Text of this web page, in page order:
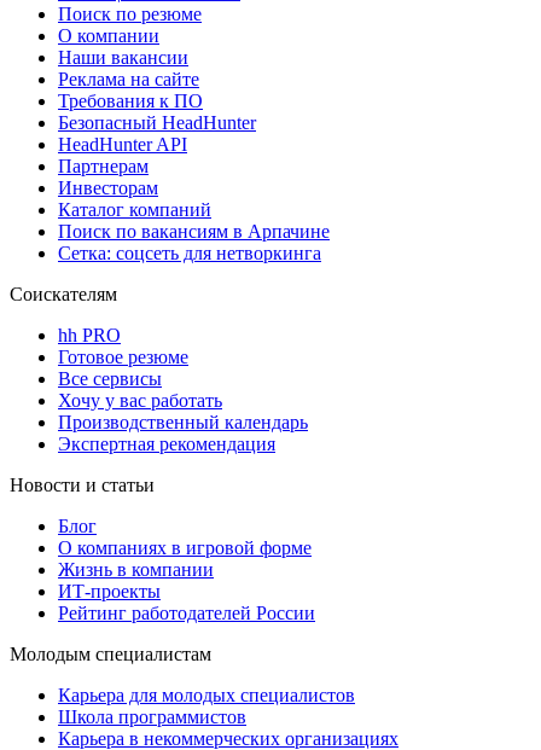
Поиск по резюме
О компании
Наши вакансии
Реклама на сайте
Требования к ПО
Безопасный HeadHunter
HeadHunter API
Партнерам
Инвесторам
Каталог компаний
Поиск по вакансиям в Арпачине
Сетка: соцсеть для нетворкинга
Соискателям
hh PRO
Готовое резюме
Все сервисы
Хочу у вас работать
Производственный календарь
Экспертная рекомендация
Новости и статьи
Блог
О компаниях в игровой форме
Жизнь в компании
ИТ-проекты
Рейтинг работодателей России
Молодым специалистам
Карьера для молодых специалистов
Школа программистов
Карьера в некоммерческих организациях